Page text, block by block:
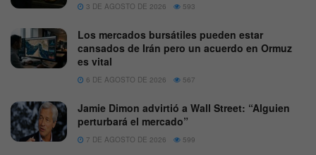
3 DE AGOSTO DE 2026 593
Los mercados bursátiles pueden estar
cansados de Irán pero un acuerdo en Ormuz
es vital
6 DE AGOSTO DE 2026 567
Jamie Dimon advirtió a Wall Street: “Alguien
perturbará el mercado”
7 DE AGOSTO DE 2026 599